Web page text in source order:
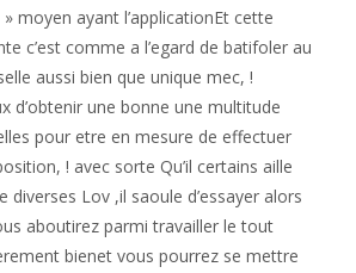
moyen ayant l’applicationEt cette
c’est comme a l’egard de batifoler au
aussi bien que unique mec, !
d’obtenir une bonne une multitude
pour etre en mesure de effectuer
! avec sorte Qu’il certains aille
diverses Lov ,il saoule d’essayer alors
aboutirez parmi travailler le tout
bienet vous pourrez se mettre